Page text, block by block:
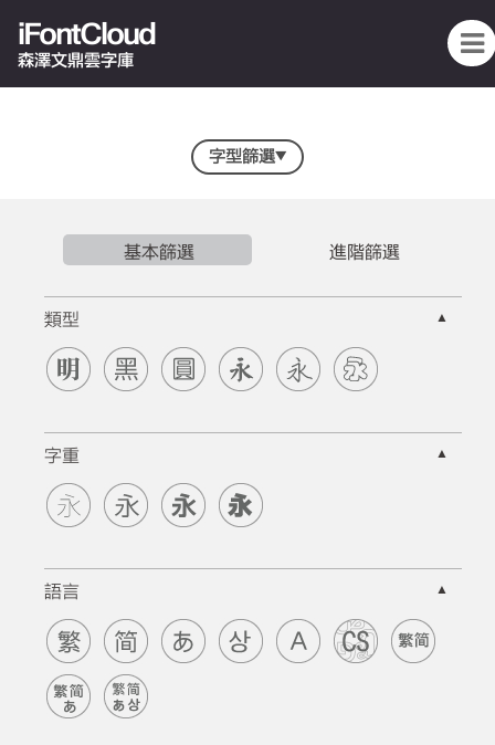
iFontCloud
森澤文鼎雲字庫
字型篩選▼
基本篩選 進階篩選
類型 ▲
字重 ▲
語言 ▲